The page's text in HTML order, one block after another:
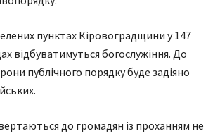
пунктах Кіровоградщини у 147
відбуватимуться богослужіння. До
публічного порядку буде задіяно
до громадян із проханням не